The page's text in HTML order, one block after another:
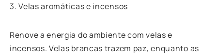
3. Velas aromáticas e incensos
Renove a energia do ambiente com velas e
incensos. Velas brancas trazem paz, enquanto as